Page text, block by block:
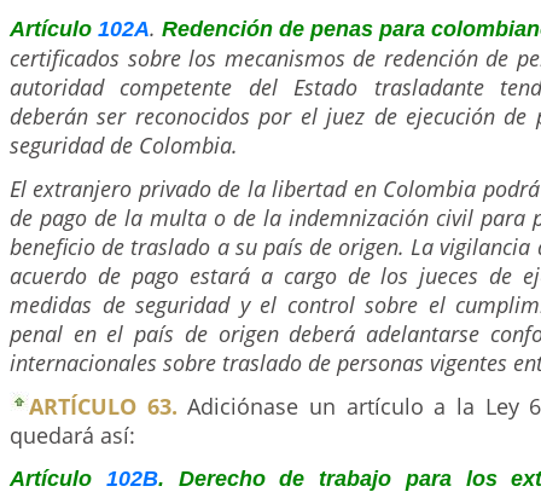
Artículo 102A. Redención de penas para
certificados sobre los mecanismos de redención de
autoridad competente del Estado trasladante
deberán ser reconocidos por el juez de ejecución de
seguridad de Colombia.
El extranjero privado de la libertad en Colombia
de pago de la multa o de la indemnización civil para
beneficio de traslado a su país de origen. La
acuerdo de pago estará a cargo de los jueces de
medidas de seguridad y el control sobre el
penal en el país de origen deberá adelantarse
internacionales sobre traslado de personas vigentes
ARTÍCULO 63. Adiciónase un artículo a la Ley
quedará así:
Artículo 102B. Derecho de trabajo para los